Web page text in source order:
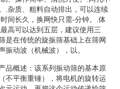
.杂质、粗料自动排出，可以连续
间长久，换网快只需-分钟。.体
高可以达到五层，建议使用三
是在传统的旋振筛基础上在筛网
振动波（机械波），以。
品概述：该系列振动筛的基本原
不平衡重锤），将电机的旋转运